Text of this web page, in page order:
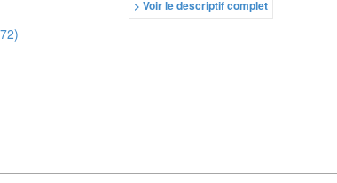
> Voir le descriptif complet